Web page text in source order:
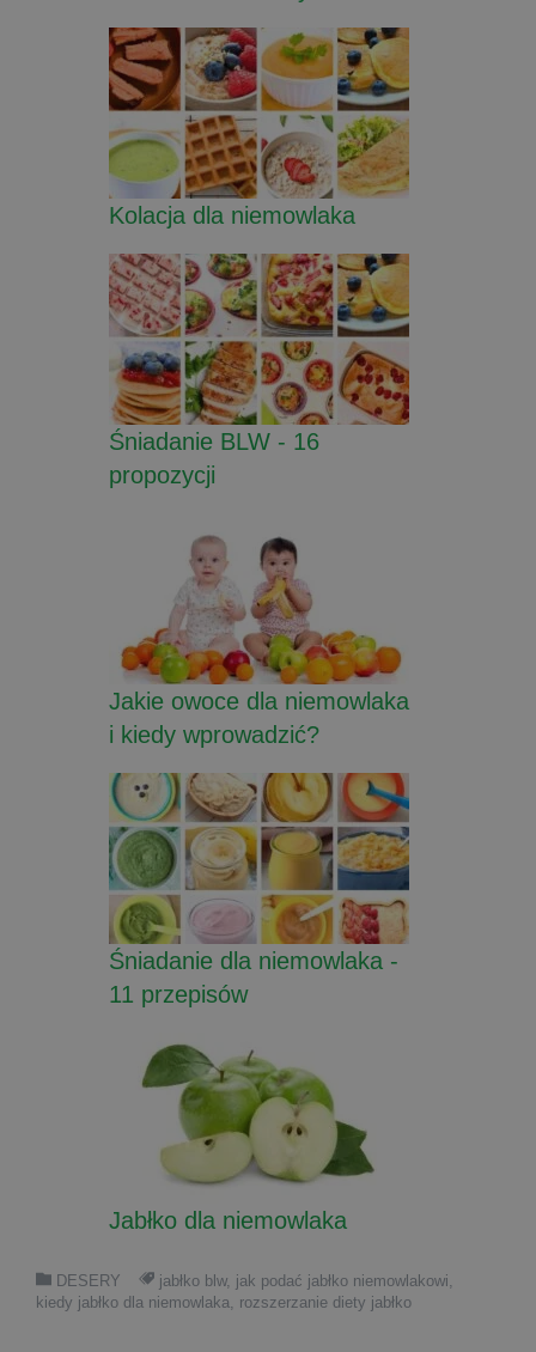
Kolacja dla niemowlaka
Śniadanie BLW - 16
propozycji
Jakie owoce dla niemowlaka
i kiedy wprowadzić?
Śniadanie dla niemowlaka -
11 przepisów
Jabłko dla niemowlaka
DESERY jabłko blw, jak podać jabłko niemowlakowi
kiedy jabłko dla niemowlaka
rozszerzanie diety jabłko